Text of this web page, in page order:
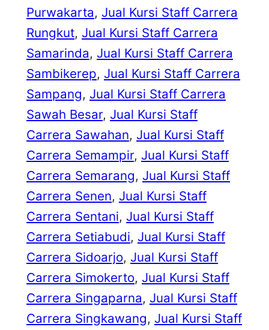
Purwakarta, Jual Kursi Staff Carrera
Rungkut, Jual Kursi Staff Carrera
Samarinda, Jual Kursi Staff Carrera
Sambikerep, Jual Kursi Staff Carrera
Sampang, Jual Kursi Staff Carrera
Sawah Besar, Jual Kursi Staff
Carrera Sawahan, Jual Kursi Staff
Carrera Semampir, Jual Kursi Staff
Carrera Semarang, Jual Kursi Staff
Carrera Senen, Jual Kursi Staff
Carrera Sentani, Jual Kursi Staff
Carrera Setiabudi, Jual Kursi Staff
Carrera Sidoarjo, Jual Kursi Staff
Carrera Simokerto, Jual Kursi Staff
Carrera Singaparna, Jual Kursi Staff
Carrera Singkawang, Jual Kursi Staff